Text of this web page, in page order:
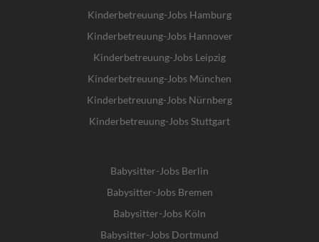
Kinderbetreuung-Jobs Hamburg
Kinderbetreuung-Jobs Hannover
Kinderbetreuung-Jobs Leipzig
Kinderbetreuung-Jobs München
Kinderbetreuung-Jobs Nürnberg
Kinderbetreuung-Jobs Stuttgart
Babysitter-Jobs Berlin
Babysitter-Jobs Bremen
Babysitter-Jobs Köln
Babysitter-Jobs Dortmund